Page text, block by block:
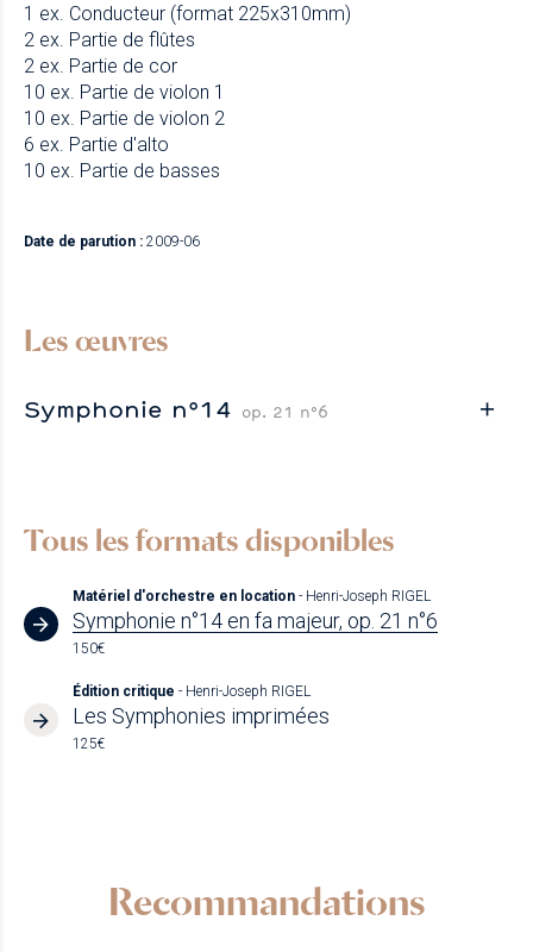
1 ex. Conducteur (format 225x310mm)
2 ex. Partie de flûtes
2 ex. Partie de cor
10 ex. Partie de violon 1
10 ex. Partie de violon 2
6 ex. Partie d'alto
10 ex. Partie de basses
Date de parution : 2009-06
Les œuvres
Symphonie n°14 op. 21 n°6
Tous les formats disponibles
Matériel d'orchestre en location - Henri-Joseph RIGEL
Symphonie n°14 en fa majeur, op. 21 n°6
150€
Édition critique - Henri-Joseph RIGEL
Les Symphonies imprimées
125€
Recommandations